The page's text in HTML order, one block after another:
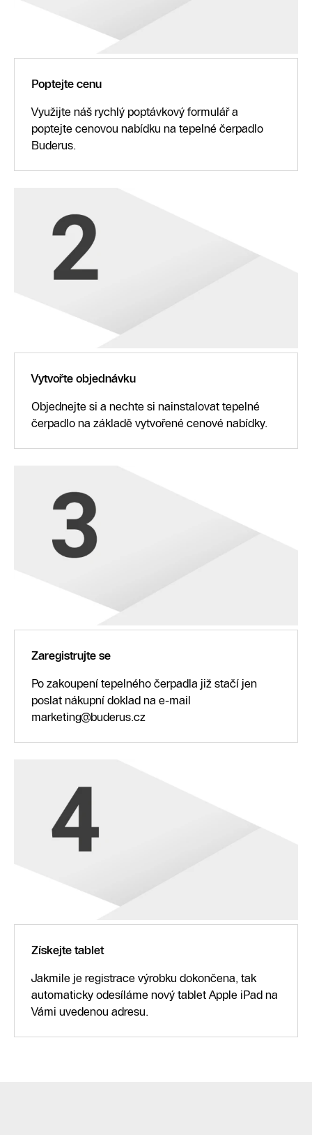
Poptejte cenu
Využijte náš rychlý poptávkový formulář a
poptejte cenovou nabídku na tepelné čerpadlo
Buderus.
Vytvořte objednávku
Objednejte si a nechte si nainstalovat tepelné
čerpadlo na základě vytvořené cenové nabídky.
Zaregistrujte se
Po zakoupení tepelného čerpadla již stačí jen
poslat nákupní doklad na e-mail
marketing@buderus.cz
Získejte tablet
Jakmile je registrace výrobku dokončena, tak
automaticky odesíláme nový tablet Apple iPad na
Vámi uvedenou adresu.